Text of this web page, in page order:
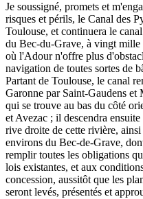
Je soussigné, promets et
risques et périls, le Canal des
Toulouse, et continuera le
du Bec-du-Grave, à vingt mille
où l'Adour n'offre plus
navigation de toutes sortes de
Partant de Toulouse, le canal
Garonne par Saint-Gaudens et
qui se trouve au bas du côté
et Avezac ; il descendra
rive droite de cette rivière,
environs du Bec-de-Grave,
remplir toutes les obligations
lois existantes, et aux
concession, aussitôt que les
seront levés, présentés et